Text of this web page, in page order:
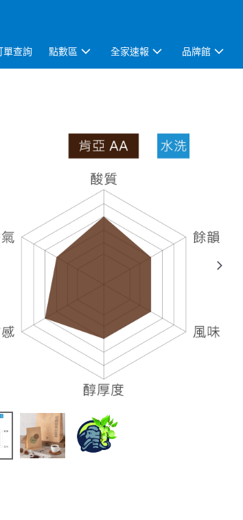
單查詢 點數區 全家速報 品牌館